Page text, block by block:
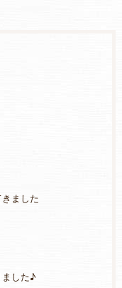
ました
した♪